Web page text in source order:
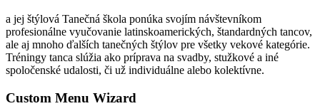
a jej štýlová Tanečná škola ponúka svojím návštevníkom
profesionálne vyučovanie latinskoamerických, štandardných tancov,
ale aj mnoho ďalších tanečných štýlov pre všetky vekové kategórie.
Tréningy tanca slúžia ako príprava na svadby, stužkové a iné
spoločenské udalosti, či už individuálne alebo kolektívne.
Custom Menu Wizard